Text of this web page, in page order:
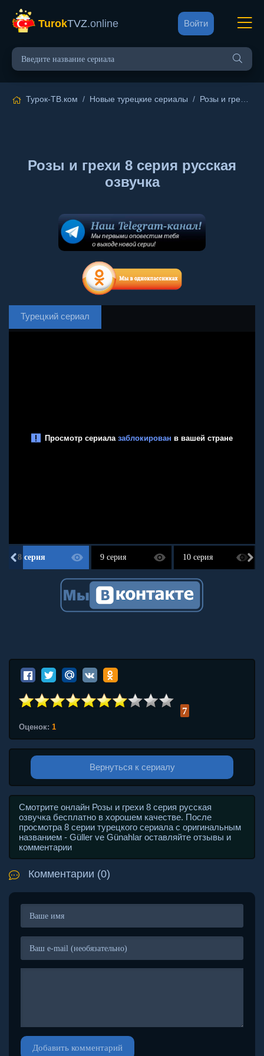
TurokTVZ.online Войти
Турок-ТВ.ком / Новые турецкие сериалы / Розы и грехи
Розы и грехи 8 серия русская
озвучка
Турецкий сериал
8 серия 9 серия 10 серия
7
Оценок: 1
Вернуться к сериалу
Смотрите онлайн Розы и грехи 8 серия русская
озвучка бесплатно в хорошем качестве. После
просмотра 8 серии турецкого сериала с оригинальным
названием - Güller ve Günahlar оставляйте отзывы и
комментарии
Комментарии (0)
Добавить комментарий